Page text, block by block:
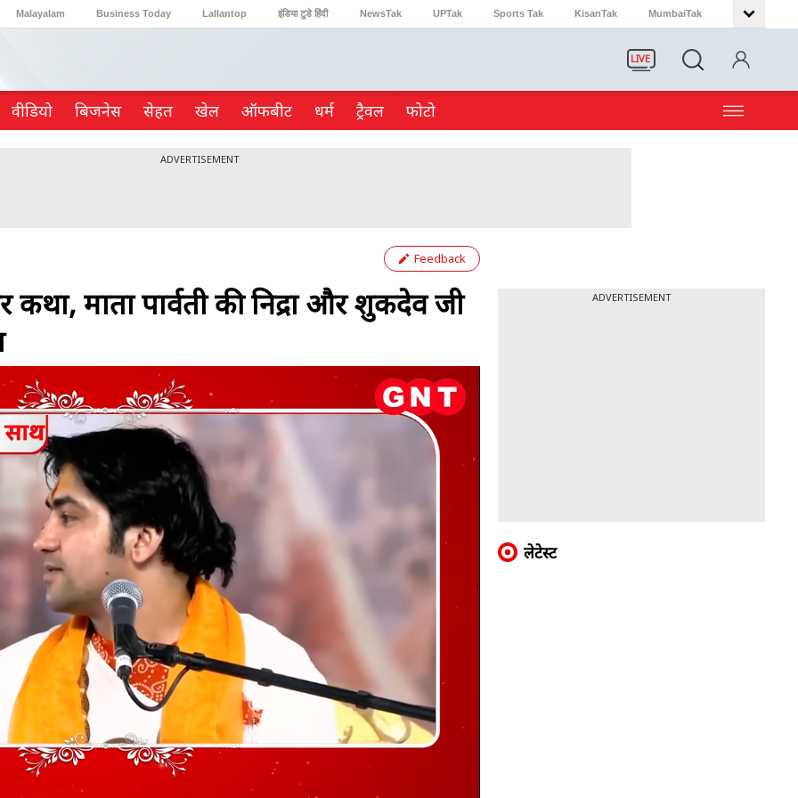
Malayalam Business Today Lallantop इंडिया टुडे हिंदी NewsTak UPTak Sports Tak KisanTak MumbaiTak
LIVE
वीडियो ब‍िजनेस सेहत खेल ऑफबीट धर्म ट्रैवल फोटो
ADVERTISEMENT
Feedback
माता पार्वती की निद्रा और शुकदेव जी
ADVERTISEMENT
लेटेस्ट